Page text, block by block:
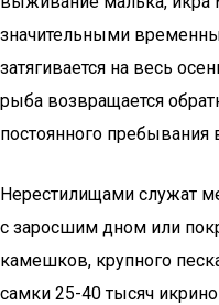
значительными
затягивается на весь
рыба возвращается
постоянного пребывания
Нерестилищами служат
с заросшим дном или
камешков, крупного
самки 25-40 тысяч